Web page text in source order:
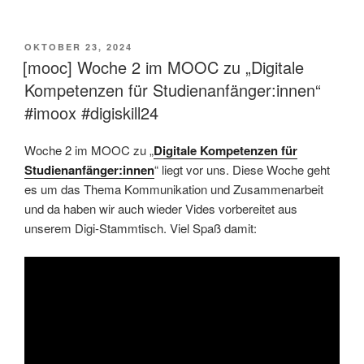
VERÖFFENTLICHT
AM
OKTOBER 23, 2024
[mooc] Woche 2 im MOOC zu „Digitale
Kompetenzen für Studienanfänger:innen“
#imoox #digiskill24
Woche 2 im MOOC zu „Digitale Kompetenzen für
Studienanfänger:innen“ liegt vor uns. Diese Woche geht
es um das Thema Kommunikation und Zusammenarbeit
und da haben wir auch wieder Vides vorbereitet aus
unserem Digi-Stammtisch. Viel Spaß damit: